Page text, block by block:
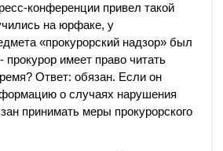
конференции привел такой
на юрфаке, у
«прокурорский надзор» был
прокурор имеет право читать
Ответ: обязан. Если он
о случаях нарушения
принимать меры прокурорского